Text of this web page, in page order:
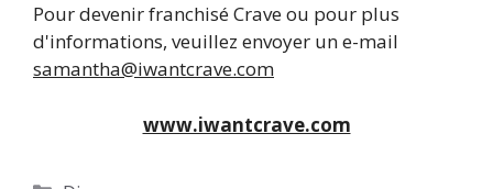
Pour devenir franchisé Crave ou pour plus
d'informations, veuillez envoyer un e-mail
samantha@iwantcrave.com
www.iwantcrave.com